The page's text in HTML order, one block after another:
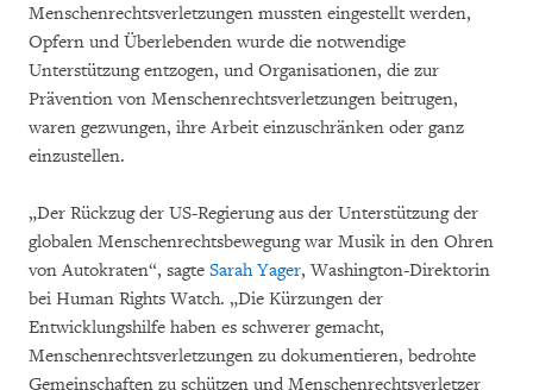
Menschenrechtsverletzungen mussten eingestellt werden,
Opfern und Überlebenden wurde die notwendige
Unterstützung entzogen, und Organisationen, die zur
Prävention von Menschenrechtsverletzungen beitrugen,
waren gezwungen, ihre Arbeit einzuschränken oder ganz
einzustellen.
„Der Rückzug der US-Regierung aus der Unterstützung der
globalen Menschenrechtsbewegung war Musik in den Ohren
von Autokraten“, sagte Sarah Yager, Washington-Direktorin
bei Human Rights Watch. „Die Kürzungen der
Entwicklungshilfe haben es schwerer gemacht,
Menschenrechtsverletzungen zu dokumentieren, bedrohte
Gemeinschaften zu schützen und Menschenrechtsverletzer